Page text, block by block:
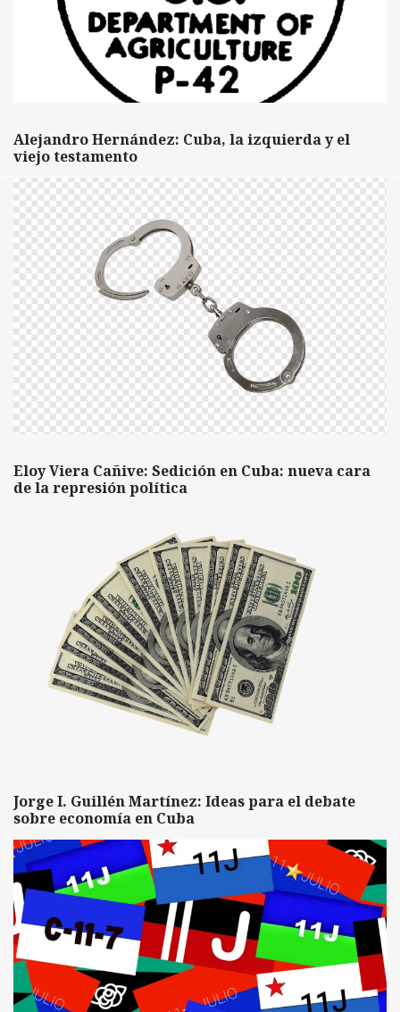
Alejandro Hernández: Cuba, la izquierda y el
viejo testamento
Eloy Viera Cañive: Sedición en Cuba: nueva cara
de la represión política
Jorge I. Guillén Martínez: Ideas para el debate
sobre economía en Cuba